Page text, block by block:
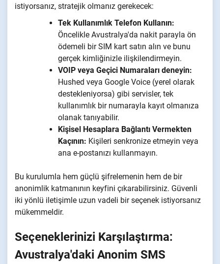
istiyorsanız, stratejik olmanız gerekecek:
Tek Kullanımlık Telefon Kullanın:
Öncelikle Avustralya'da nakit parayla ön
ödemeli bir SIM kart satın alın ve bunu
gerçek kimliğinizle ilişkilendirmeyin.
VOIP veya Geçici Numaraları deneyin:
Hushed veya Google Voice (yerel olarak
destekleniyorsa) gibi servisler, tek
kullanımlık bir numarayla kayıt olmanıza
olanak tanıyabilir.
Kişisel Hesaplara Bağlantı Vermekten
Kaçının: Kişileri senkronize etmeyin veya
ana e-postanızı kullanmayın.
Bu kurulumla hem güçlü şifrelemenin hem de bir
anonimlik katmanının keyfini çıkarabilirsiniz. Güvenli
iki yönlü iletişimle uzun vadeli bir seçenek istiyorsanız
mükemmeldir.
Seçeneklerinizi Karşılaştırma:
Avustralya'daki Anonim SMS